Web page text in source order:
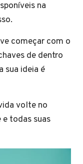
na
começar com o
de dentro
sua ideia é
volte no
todas suas